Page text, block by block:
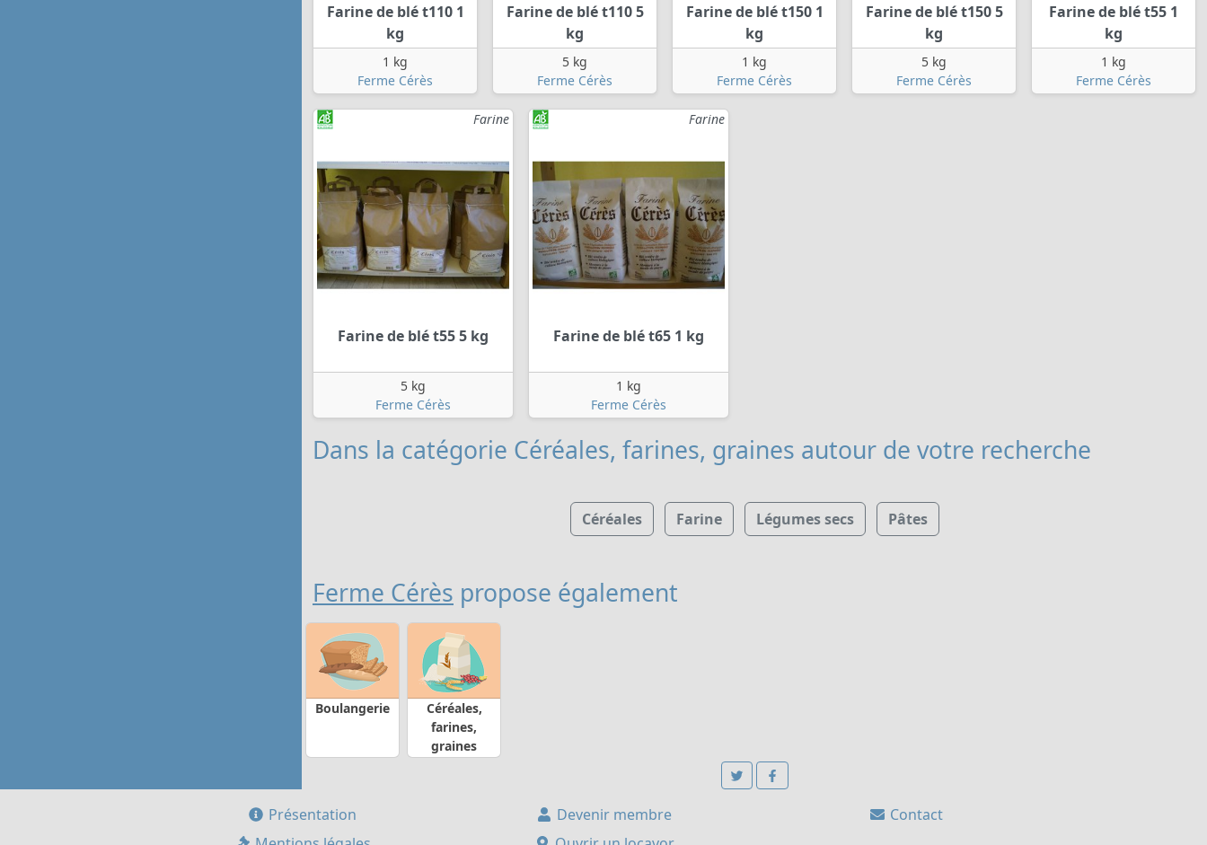
Farine de blé t110 1
kg
1 kg
Ferme Cérès
Farine de blé t110 5
kg
5 kg
Ferme Cérès
Farine de blé t150 1
kg
1 kg
Ferme Cérès
Farine de blé t150 5
kg
5 kg
Ferme Cérès
Farine de blé t55 1
kg
1 kg
Ferme Cérès
Farine
Farine de blé t55 5 kg
5 kg
Ferme Cérès
Farine
Farine de blé t65 1 kg
1 kg
Ferme Cérès
Dans la catégorie Céréales, farines, graines autour de votre recherche
Céréales Farine Légumes secs Pâtes
Ferme Cérès propose également
Boulangerie
Céréales,
farines,
graines
Présentation
Devenir membre
Contact